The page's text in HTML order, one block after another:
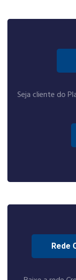
Seja cliente do
Rede